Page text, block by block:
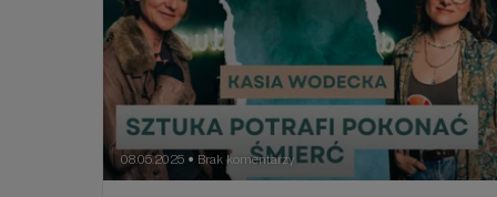
08.05.2025 ● Brak komentarzy